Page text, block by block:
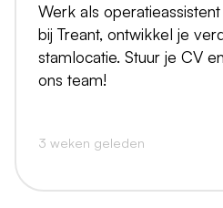
Werk als
bij Treant, ontwikkel je
stamlocatie. Stuur je CV
ons team!
3 weken geleden